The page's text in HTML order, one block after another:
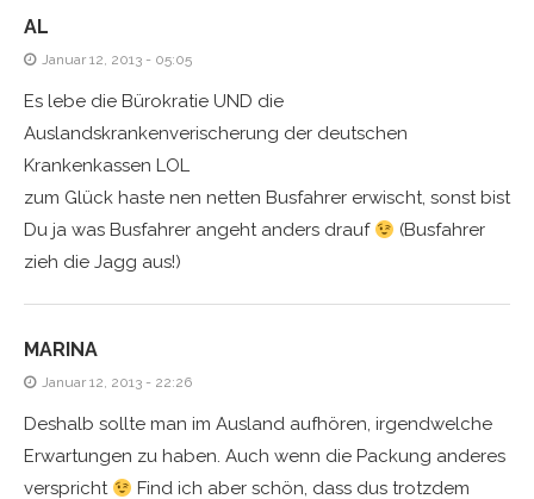
AL
Januar 12, 2013 - 05:05
Es lebe die Bürokratie UND die
Auslandskrankenverischerung der deutschen
Krankenkassen LOL
zum Glück haste nen netten Busfahrer erwischt, sonst bist
Du ja was Busfahrer angeht anders drauf
(Busfahrer
zieh die Jagg aus!)
MARINA
Januar 12, 2013 - 22:26
Deshalb sollte man im Ausland aufhören, irgendwelche
Erwartungen zu haben. Auch wenn die Packung anderes
verspricht
Find ich aber schön, dass dus trotzdem